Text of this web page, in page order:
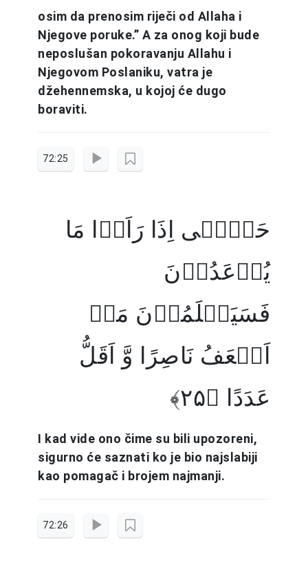
osim da prenosim riječi od Allaha i
Njegove poruke.” A za onog koji bude
neposlušan pokoravanju Allahu i
Njegovom Poslaniku, vatra je
džehennemska, u kojoj će dugo
boraviti.
72:25
حَتّٰۤی اِذَا رَاَوۡا مَا
یُوۡعَدُوۡنَ
فَسَیَعۡلَمُوۡنَ مَنۡ
اَضۡعَفُ نَاصِرًا وَّ اَقَلُّ
عَدَدًا ﴿۲۵﴾
I kad vide ono čime su bili upozoreni,
sigurno će saznati ko je bio najslabiji
kao pomagač i brojem najmanji.
72:26